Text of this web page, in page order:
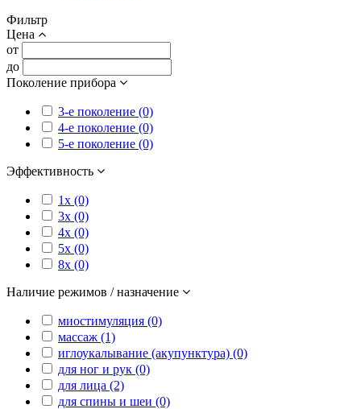
Фильтр
Цена
от
до
Поколение прибора
3-е поколение (0)
4-е поколение (0)
5-е поколение (0)
Эффективность
1x (0)
3x (0)
4x (0)
5x (0)
8x (0)
Наличие режимов / назначение
миостимуляция (0)
массаж (1)
иглоукалывание (акупунктура) (0)
для ног и рук (0)
для лица (2)
для спины и шеи (0)